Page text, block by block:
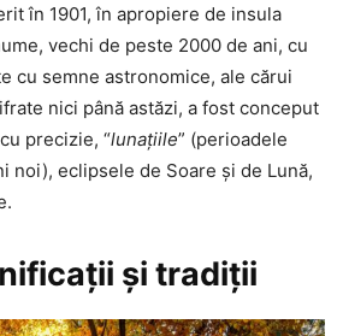
în 1901, în apropiere de insula
vechi de peste 2000 de ani, cu
cu semne astronomice, ale cărui
nici până astăzi, a fost conceput
precizie, “lunaţiile” (perioadele
noi), eclipsele de Soare şi de Lună,
şi tradiţii